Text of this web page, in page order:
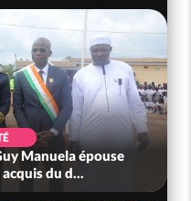
Manuela épouse
du d...